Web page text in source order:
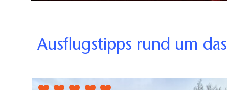
Ausflugstipps rund um